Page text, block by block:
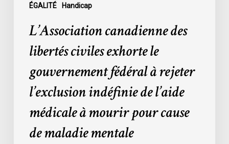
ÉGALITÉ Handicap
l’exclusion
l’aide
médicale
mourir
cause
maladie
L’Association canadienne des
libertés civiles exhorte le
gouvernement fédéral à rejeter
l’exclusion indéfinie de l’aide
médicale à mourir pour cause
de maladie mentale